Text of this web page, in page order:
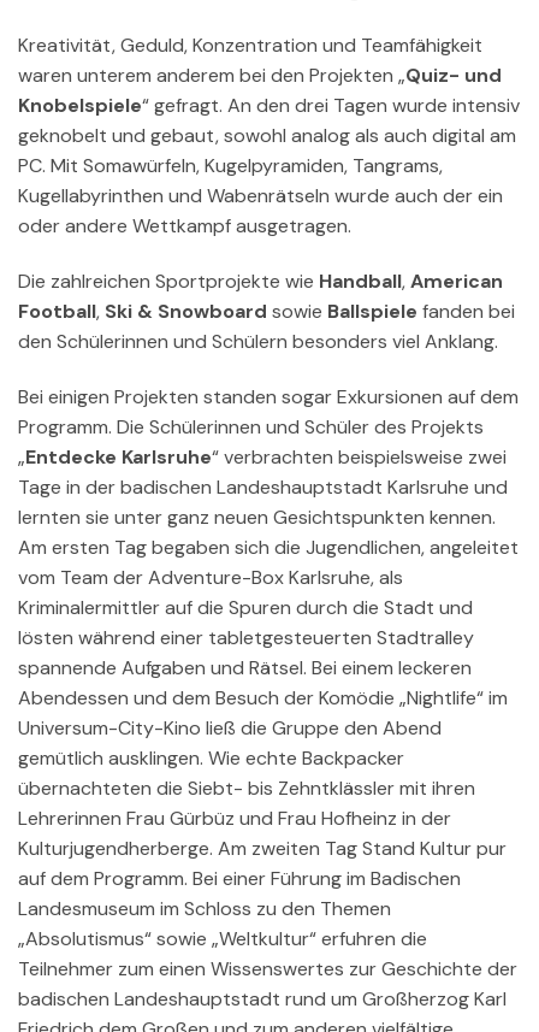
Kreativität, Geduld, Konzentration und Teamfähigkeit
waren unterem anderem bei den Projekten „Quiz- und
Knobelspiele“ gefragt. An den drei Tagen wurde intensiv
geknobelt und gebaut, sowohl analog als auch digital am
PC. Mit Somawürfeln, Kugelpyramiden, Tangrams,
Kugellabyrinthen und Wabenrätseln wurde auch der ein
oder andere Wettkampf ausgetragen.
Die zahlreichen Sportprojekte wie Handball,American
Football, Ski & Snowboard sowie Ballspiele fanden bei
den Schülerinnen und Schülern besonders viel Anklang.
Bei einigen Projekten standen sogar Exkursionen auf dem
Programm. Die Schülerinnen und Schüler des Projekts
„Entdecke Karlsruhe“ verbrachten beispielsweise zwei
Tage in der badischen Landeshauptstadt Karlsruhe und
lernten sie unter ganz neuen Gesichtspunkten kennen.
Am ersten Tag begaben sich die Jugendlichen, angeleitet
vom Team der Adventure-Box Karlsruhe, als
Kriminalermittler auf die Spuren durch die Stadt und
lösten während einer tabletgesteuerten Stadtralley
spannende Aufgaben und Rätsel. Bei einem leckeren
Abendessen und dem Besuch der Komödie „Nightlife“ im
Universum-City-Kino ließ die Gruppe den Abend
gemütlich ausklingen. Wie echte Backpacker
übernachteten die Siebt- bis Zehntklässler mit ihren
Lehrerinnen Frau Gürbüz und Frau Hofheinz in der
Kulturjugendherberge. Am zweiten Tag Stand Kultur pur
auf dem Programm. Bei einer Führung im Badischen
Landesmuseum im Schloss zu den Themen
„Absolutismus“ sowie „Weltkultur“ erfuhren die
Teilnehmer zum einen Wissenswertes zur Geschichte der
badischen Landeshauptstadt rund um Großherzog Karl